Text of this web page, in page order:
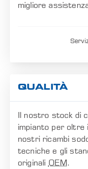
migliore
QUALITÀ
Il nostro stock di
impianto per oltre
nostri ricambi
tecniche e gli
originali OEM.